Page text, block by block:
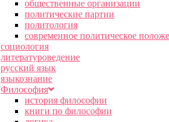
общественные организации
политические партии
политология
современное политическое
социология
литературоведение
русский язык
языкознание
Философия
история философии
книги по философии